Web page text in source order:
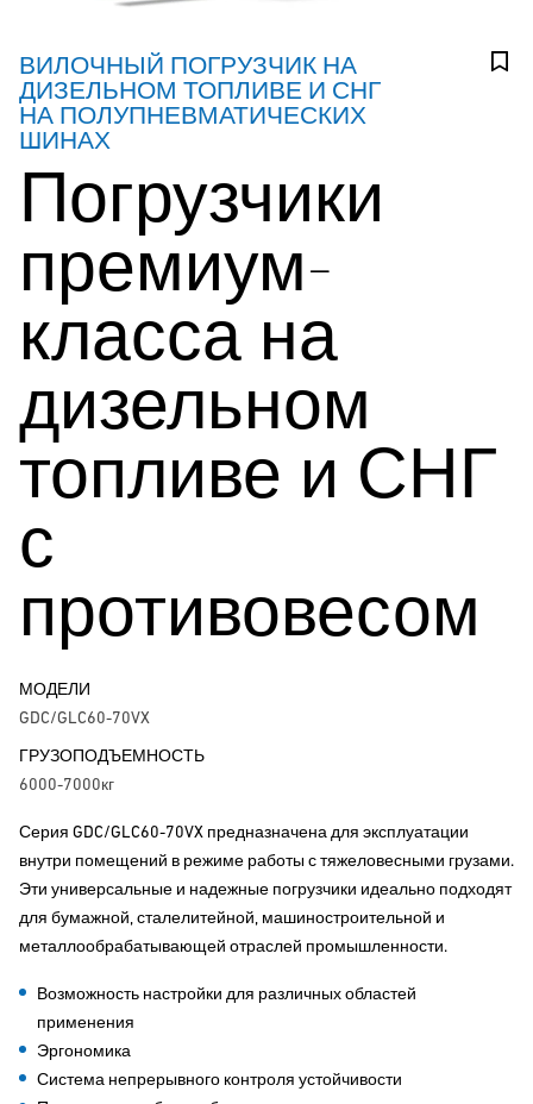
ВИЛОЧНЫЙ ПОГРУЗЧИК НА
ДИЗЕЛЬНОМ ТОПЛИВЕ И СНГ
НА ПОЛУПНЕВМАТИЧЕСКИХ
ШИНАХ
Погрузчики
премиум-
класса на
дизельном
топливе и СНГ
с
противовесом
МОДЕЛИ
GDC/GLC60-70VX
ГРУЗОПОДЪЕМНОСТЬ
6000-7000кг
Серия GDC/GLC60-70VX предназначена для эксплуатации
внутри помещений в режиме работы с тяжеловесными грузами.
Эти универсальные и надежные погрузчики идеально подходят
для бумажной, сталелитейной, машиностроительной и
металлообрабатывающей отраслей промышленности.
Возможность настройки для различных областей
применения
Эргономика
Система непрерывного контроля устойчивости